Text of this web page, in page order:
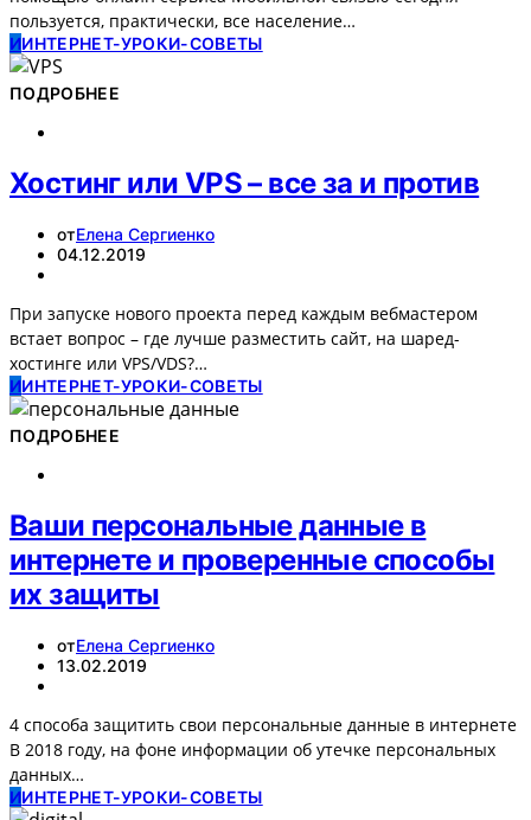
пользуется, практически, все население…
ИИНТЕРНЕТ-УРОКИ-СОВЕТЫ
ПОДРОБНЕЕ
Хостинг или VPS – все за и против
отЕлена Сергиенко
04.12.2019
При запуске нового проекта перед каждым вебмастером
встает вопрос – где лучше разместить сайт, на шаред-
хостинге или VPS/VDS?…
ИИНТЕРНЕТ-УРОКИ-СОВЕТЫ
ПОДРОБНЕЕ
Ваши персональные данные в
интернете и проверенные способы
их защиты
отЕлена Сергиенко
13.02.2019
4 способа защитить свои персональные данные в интернете
В 2018 году, на фоне информации об утечке персональных
данных…
ИИНТЕРНЕТ-УРОКИ-СОВЕТЫ